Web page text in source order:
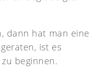
dann hat man eine
ist es
beginnen.